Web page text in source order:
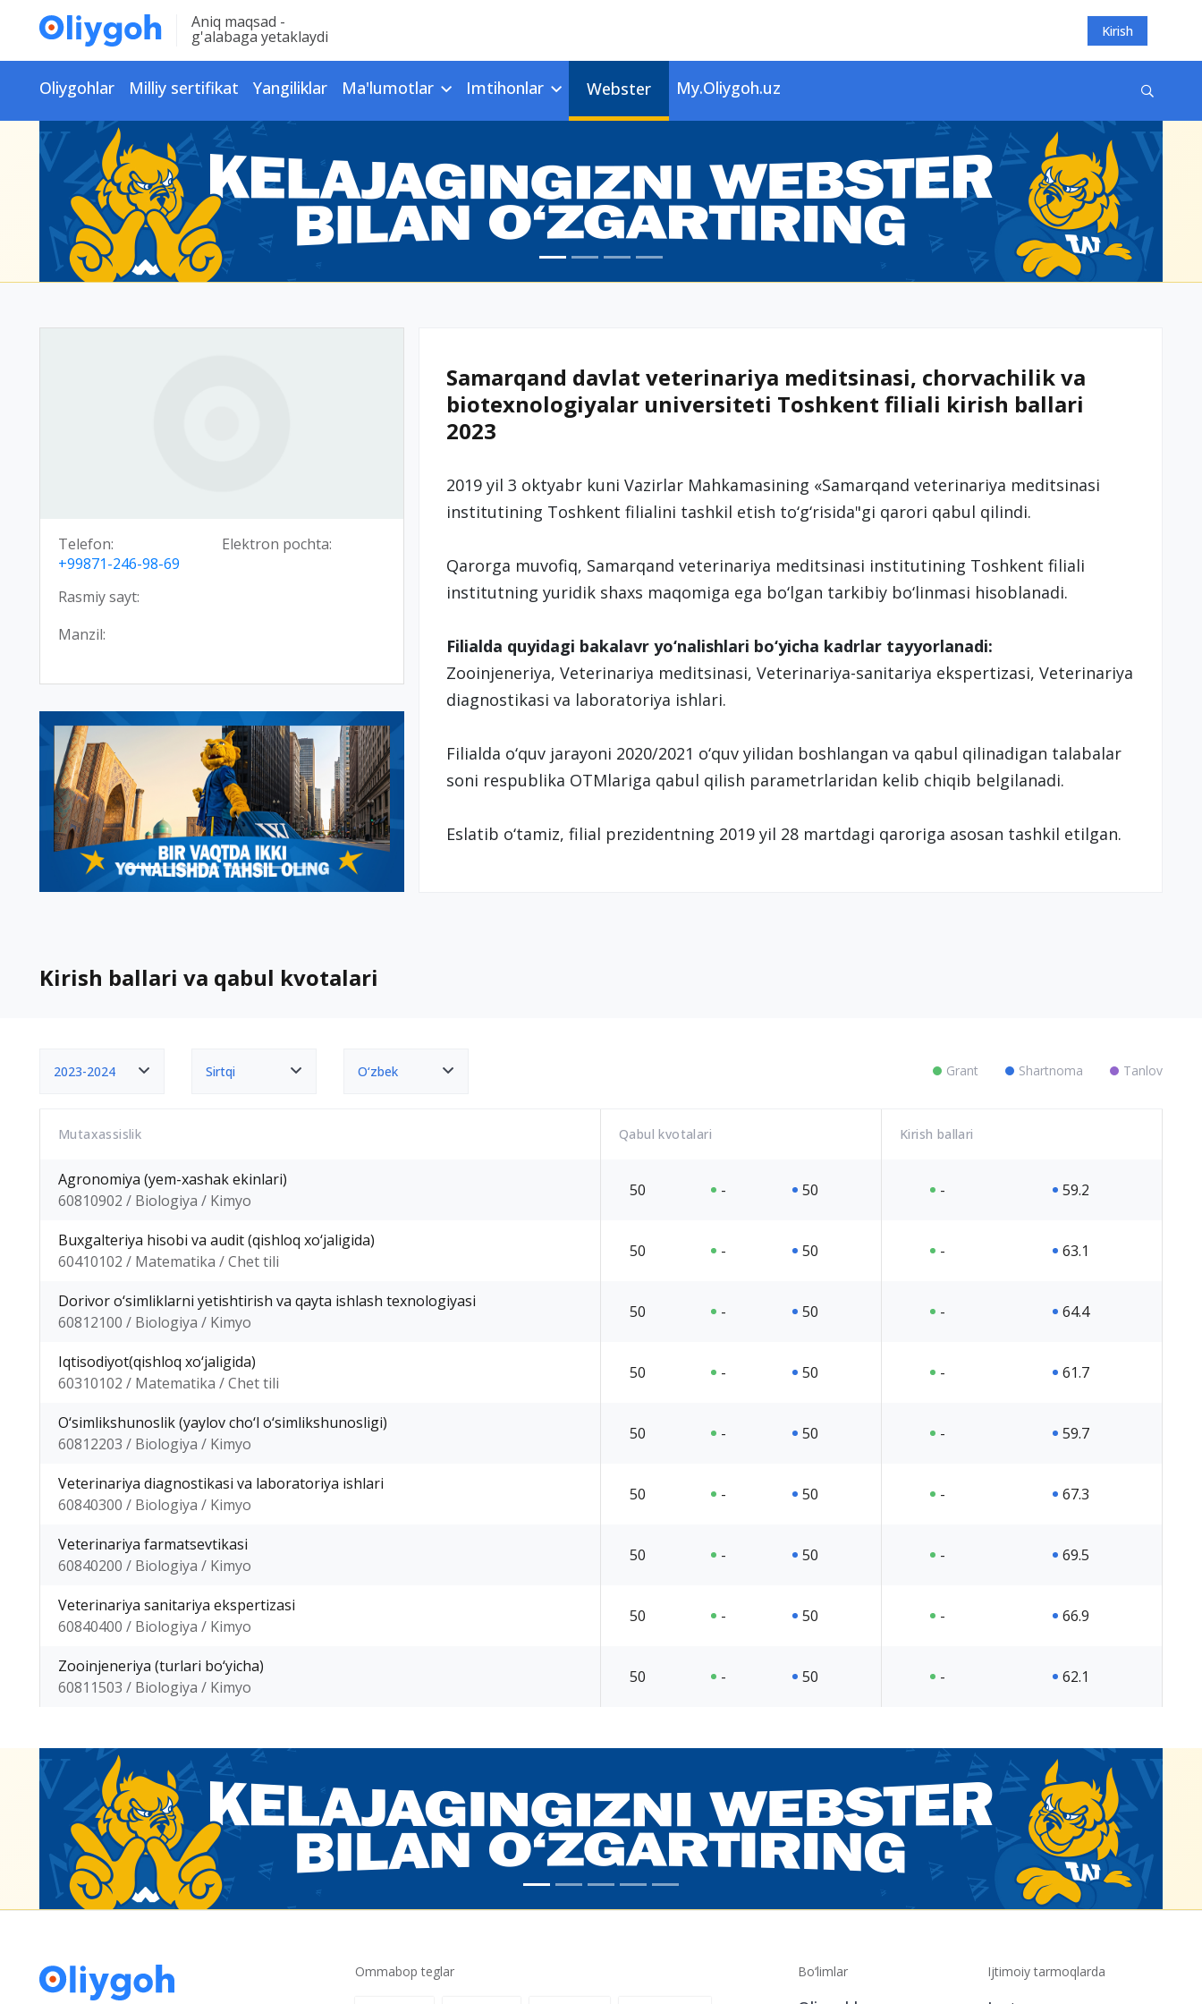
Aniq maqsad -
g'alabaga yetaklaydi Kirish
Oliygohlar Milliy sertifikat Yangiliklar Ma'lumotlar Imtihonlar Webster My.Oliygoh.uz
Telefon:
+99871-246-98-69
Elektron pochta:
Rasmiy sayt:
Manzil:
Samarqand davlat veterinariya meditsinasi, chorvachilik va
biotexnologiyalar universiteti Toshkent filiali kirish ballari
2023
2019 yil 3 oktyabr kuni Vazirlar Mahkamasining «Samarqand veterinariya meditsinasi
institutining Toshkent filialini tashkil etish to‘g‘risida"gi qarori qabul qilindi.
Qarorga muvofiq, Samarqand veterinariya meditsinasi institutining Toshkent filiali
institutning yuridik shaxs maqomiga ega bo‘lgan tarkibiy bo‘linmasi hisoblanadi.
Filialda quyidagi bakalavr yo‘nalishlari bo‘yicha kadrlar tayyorlanadi:
Zooinjeneriya, Veterinariya meditsinasi, Veterinariya-sanitariya ekspertizasi, Veterinariya
diagnostikasi va laboratoriya ishlari.
Filialda o‘quv jarayoni 2020/2021 o‘quv yilidan boshlangan va qabul qilinadigan talabalar
soni respublika OTMlariga qabul qilish parametrlaridan kelib chiqib belgilanadi.
Eslatib o‘tamiz, filial prezidentning 2019 yil 28 martdagi qaroriga asosan tashkil etilgan.
Kirish ballari va qabul kvotalari
2023-2024 Sirtqi O‘zbek Grant Shartnoma Tanlov
Mutaxassislik Qabul kvotalari Kirish ballari
Agronomiya (yem-xashak ekinlari)
60810902 / Biologiya / Kimyo
50 - 50 - 59.2
Buxgalteriya hisobi va audit (qishloq xo‘jaligida)
60410102 / Matematika / Chet tili
50 - 50 - 63.1
Dorivor o‘simliklarni yetishtirish va qayta ishlash texnologiyasi
60812100 / Biologiya / Kimyo
50 - 50 - 64.4
Iqtisodiyot(qishloq xo‘jaligida)
60310102 / Matematika / Chet tili
50 - 50 - 61.7
O‘simlikshunoslik (yaylov cho‘l o‘simlikshunosligi)
60812203 / Biologiya / Kimyo
50 - 50 - 59.7
Veterinariya diagnostikasi va laboratoriya ishlari
60840300 / Biologiya / Kimyo
50 - 50 - 67.3
Veterinariya farmatsevtikasi
60840200 / Biologiya / Kimyo
50 - 50 - 69.5
Veterinariya sanitariya ekspertizasi
60840400 / Biologiya / Kimyo
50 - 50 - 66.9
Zooinjeneriya (turlari bo‘yicha)
60811503 / Biologiya / Kimyo
50 - 50 - 62.1
Ommabop teglar Bo‘limlar Ijtimoiy tarmoqlarda